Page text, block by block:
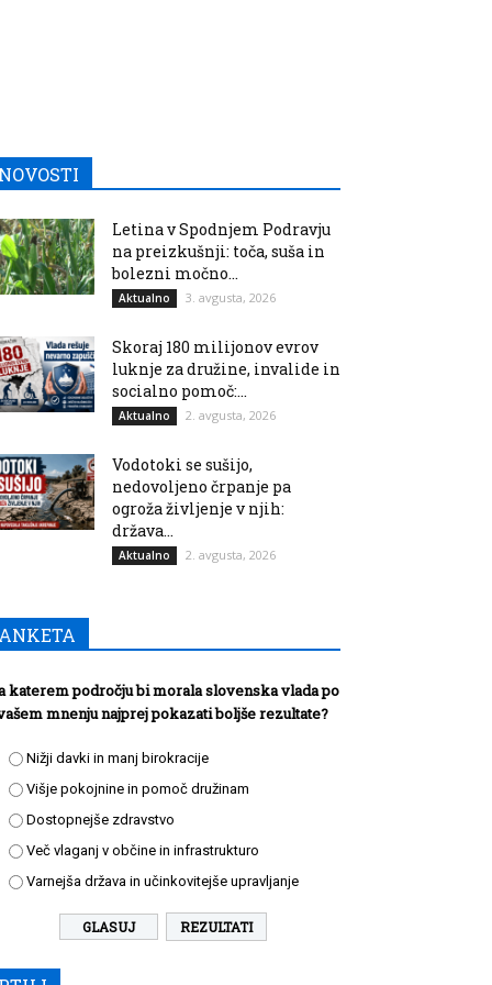
Letina v Spodnjem Podravju
na preizkušnji: toča, suša in
bolezni močno...
Aktualno 3. avgusta, 2026
Skoraj 180 milijonov evrov
luknje za družine, invalide in
socialno pomoč:...
Aktualno 2. avgusta, 2026
Vodotoki se sušijo,
nedovoljeno črpanje pa
ogroža življenje v njih:
država...
Aktualno 2. avgusta, 2026
katerem področju bi morala slovenska vlada po
mnenju najprej pokazati boljše rezultate?
Nižji davki in manj birokracije
Višje pokojnine in pomoč družinam
Dostopnejše zdravstvo
Več vlaganj v občine in infrastrukturo
Varnejša država in učinkovitejše upravljanje
REZULTATI